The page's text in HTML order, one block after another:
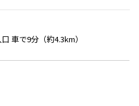
車で9分（約4.3km）